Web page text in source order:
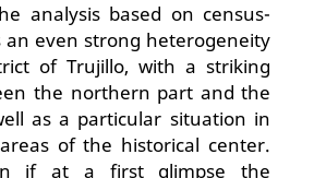
analysis based on census-
an even strong heterogeneity
of Trujillo, with a striking
the northern part and the
as a particular situation in
of the historical center.
if at a first glimpse the